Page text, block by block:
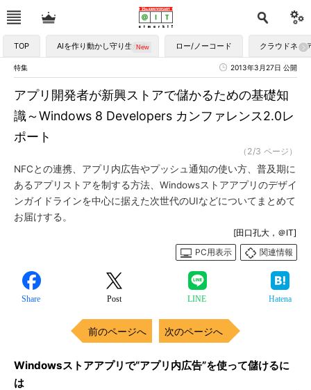
TOP AIを作り動かし守り生かす ロー/ノーコード クラウドネイ
特集 2013年3月27日 公開
アプリ開発者が新興ストアで儲かるための基礎知
識～Windows 8 Developers カンファレンス2.0レ
ポート
（2/3 ページ）
NFCとの連携、アプリ内広告やプッシュ通知の使い方、普及期に
あるアプリストアを制する方法、Windowsストアアプリのデザイ
ンガイドラインを中心に据えた次世代のUIなどについてまとめて
お届けする。
[田口孔大，＠IT]
PC用表示
関連情報
Share Post LINE Hatena
前のページへ 次のページへ
Windowsストアアプリで“アプリ内広告”を使って儲けるに
は